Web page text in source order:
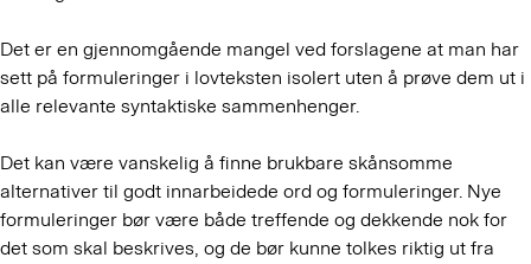
Det er en gjennomgående mangel ved forslagene at man har
sett på formuleringer i lovteksten isolert uten å prøve dem ut i
alle relevante syntaktiske sammenhenger.
Det kan være vanskelig å finne brukbare skånsomme
alternativer til godt innarbeidede ord og formuleringer. Nye
formuleringer bør være både treffende og dekkende nok for
det som skal beskrives, og de bør kunne tolkes riktig ut fra